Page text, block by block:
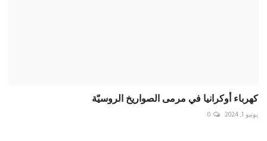
أضف تعليقا